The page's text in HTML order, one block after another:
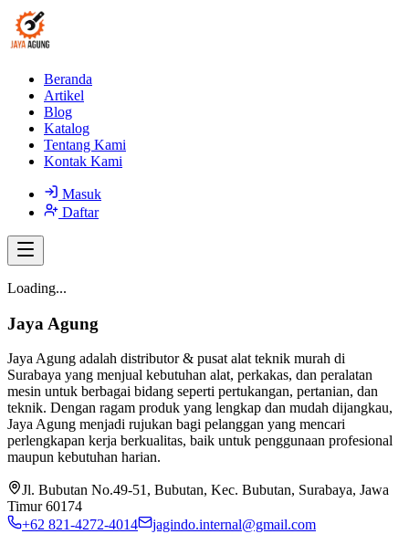
Beranda
Artikel
Blog
Katalog
Tentang Kami
Kontak Kami
Masuk
Daftar
Loading...
Jaya Agung
Jaya Agung adalah distributor & pusat alat teknik murah di
Surabaya yang menjual kebutuhan alat, perkakas, dan peralatan
mesin untuk berbagai bidang seperti pertukangan, pertanian, dan
teknik. Dengan ragam produk yang lengkap dan mudah dijangkau,
Jaya Agung menjadi rujukan bagi pelanggan yang mencari
perlengkapan kerja berkualitas, baik untuk penggunaan profesional
maupun kebutuhan harian.
Jl. Bubutan No.49-51, Bubutan, Kec. Bubutan, Surabaya, Jawa
Timur 60174
+62 821-4272-4014
jagindo.internal@gmail.com